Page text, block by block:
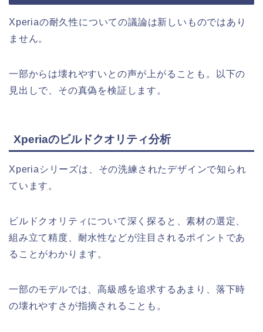
Xperiaの耐久性についての議論は新しいものではあり
ません。
一部からは壊れやすいとの声が上がることも。以下の
見出しで、その真偽を検証します。
Xperiaのビルドクオリティ分析
Xperiaシリーズは、その洗練されたデザインで知られ
ています。
ビルドクオリティについて深く探ると、素材の選定、
組み立て精度、耐水性などが注目されるポイントであ
ることがわかります。
一部のモデルでは、高級感を追求するあまり、落下時
の壊れやすさが指摘されることも。